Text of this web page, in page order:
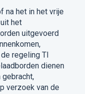
na het in het vrije
het
uitgevoerd
regeling TI
dienen
verzoek van de